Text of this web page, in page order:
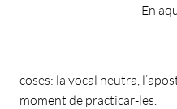
En
coses: la vocal neutra,
moment de practicar-les.